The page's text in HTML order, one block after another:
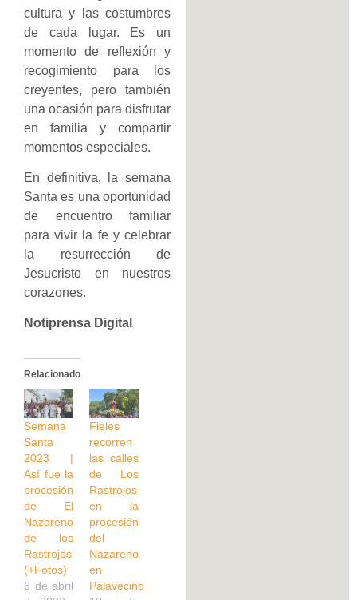
cultura y las costumbres
de cada lugar. Es un
momento de reflexión y
recogimiento para los
creyentes, pero también
una ocasión para disfrutar
en familia y compartir
momentos especiales.
En definitiva, la semana
Santa es una oportunidad
de encuentro familiar
para vivir la fe y celebrar
la resurrección de
Jesucristo en nuestros
corazones.
Notiprensa Digital
Relacionado
Semana
Santa
2023 |
Así fue la
procesión
de El
Nazareno
de los
Rastrojos
(+Fotos)
6 de abril
Fieles
recorren
las calles
de Los
Rastrojos
en la
procesión
del
Nazareno
en
Palavecino